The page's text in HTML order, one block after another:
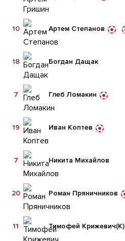
Артем Степанов
10
Богдан Дащак
18
Глеб Ломакин
7
Иван Коптев
19
Никита Михайлов
7
Роман Пряничников
20
Тимофей Крижевич(К)
11